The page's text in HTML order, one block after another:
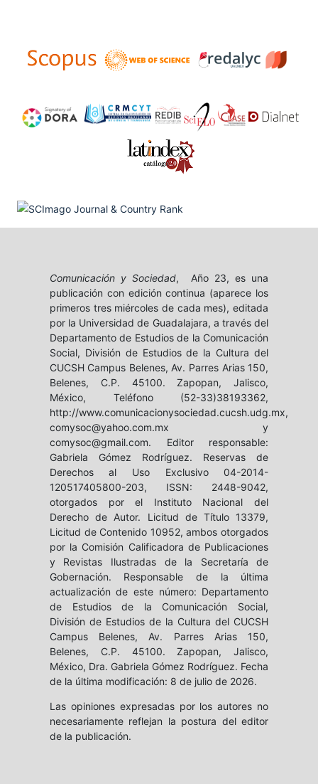
Comunicación y Sociedad, Año 23, es una
publicación con edición continua (aparece los
primeros tres miércoles de cada mes), editada
por la Universidad de Guadalajara, a través del
Departamento de Estudios de la Comunicación
Social, División de Estudios de la Cultura del
CUCSH Campus Belenes, Av. Parres Arias 150,
Belenes, C.P. 45100. Zapopan, Jalisco,
México, Teléfono (52-33)38193362,
http://www.comunicacionysociedad.cucsh.udg.mx,
comysoc@yahoo.com.mx y
comysoc@gmail.com. Editor responsable:
Gabriela Gómez Rodríguez. Reservas de
Derechos al Uso Exclusivo 04-2014-
120517405800-203, ISSN: 2448-9042,
otorgados por el Instituto Nacional del
Derecho de Autor. Licitud de Título 13379,
Licitud de Contenido 10952, ambos otorgados
por la Comisión Calificadora de Publicaciones
y Revistas Ilustradas de la Secretaría de
Gobernación. Responsable de la última
actualización de este número: Departamento
de Estudios de la Comunicación Social,
División de Estudios de la Cultura del CUCSH
Campus Belenes, Av. Parres Arias 150,
Belenes, C.P. 45100. Zapopan, Jalisco,
México, Dra. Gabriela Gómez Rodríguez. Fecha
de la última modificación: 8 de julio de 2026.
Las opiniones expresadas por los autores no
necesariamente reflejan la postura del editor
de la publicación.